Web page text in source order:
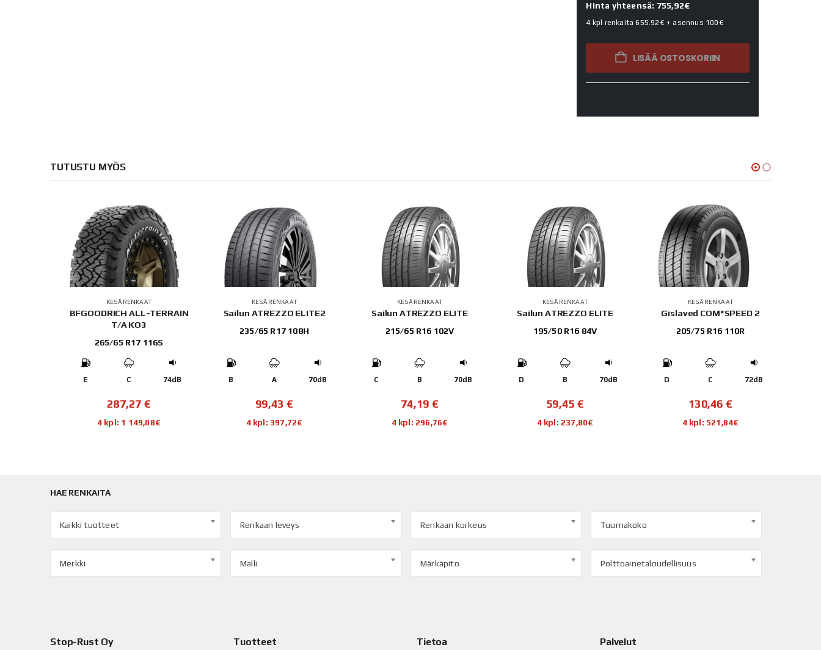
Hinta yhteensä: 755,92€
4 kpl renkaita655.92€+ asennus 100€
LISÄÄ OSTOSKORIIN
TUTUSTU MYÖS
KESÄRENKAAT
BFGOODRICH ALL-TERRAIN
T/A KO3
265/65 R17 116S
E C 74dB
287,27 €
4 kpl: 1 149,08€
KESÄRENKAAT
Sailun ATREZZO ELITE2
235/65 R17 108H
B A 70dB
99,43 €
4 kpl: 397,72€
KESÄRENKAAT
Sailun ATREZZO ELITE
215/65 R16 102V
C B 70dB
74,19 €
4 kpl: 296,76€
KESÄRENKAAT
Sailun ATREZZO ELITE
195/50 R16 84V
D B 70dB
59,45 €
4 kpl: 237,80€
KESÄRENKAAT
Gislaved COM*SPEED 2
205/75 R16 110R
D C 72dB
130,46 €
4 kpl: 521,84€
HAE RENKAITA
Kaikki tuotteet Renkaan leveys Renkaan korkeus Tuumakoko
Merkki Malli Märkäpito Polttoainetaloudellisuus
Stop-Rust Oy Tuotteet Tietoa Palvelut